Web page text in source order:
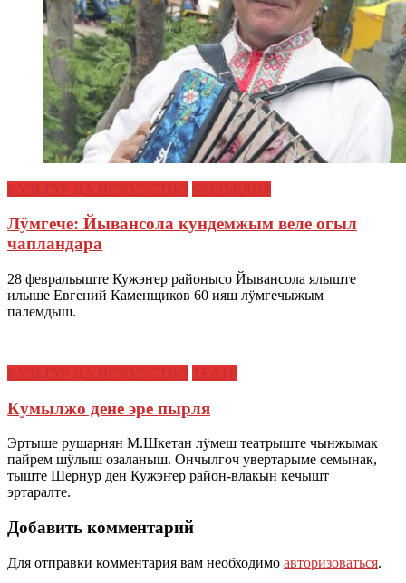
Лӱмгече: Йывансола кундемжым веле огыл
чапландара
28 февральыште Кужэҥер районысо Йывансола ялыште
илыше Евгений Каменщиков 60 ияш лӱмгечыжым
палемдыш.
Кумылжо дене эре пырля
Эртыше рушарнян М.Шкетан лӱмеш театрыште чынжымак
пайрем шӱлыш озаланыш. Ончылгоч увертарыме семынак,
тыште Шернур ден Кужэҥер район-влакын кечышт
эртаралте.
Добавить комментарий
Для отправки комментария вам необходимо авторизоваться.